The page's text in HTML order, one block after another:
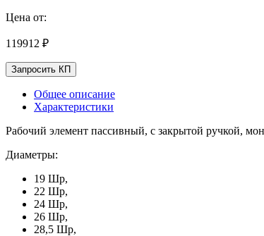
Цена от:
119912 ₽
Запросить КП
Общее описание
Характеристики
Рабочий элемент пассивный, с закрытой ручкой,
Диаметры:
19 Шр,
22 Шр,
24 Шр,
26 Шр,
28,5 Шр,